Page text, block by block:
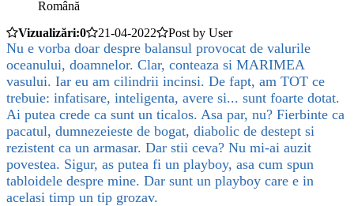
Română
Vizualizări:0
21-04-2022 Post by User
Nu e vorba doar despre balansul provocat de valurile
oceanului, doamnelor. Clar, conteaza si MARIMEA
vasului. Iar eu am cilindrii incinsi. De fapt, am TOT ce
trebuie: infatisare, inteligenta, avere si... sunt foarte dotat.
Ai putea crede ca sunt un ticalos. Asa par, nu? Fierbinte ca
pacatul, dumnezeieste de bogat, diabolic de destept si
rezistent ca un armasar. Dar stii ceva? Nu mi-ai auzit
povestea. Sigur, as putea fi un playboy, asa cum spun
tabloidele despre mine. Dar sunt un playboy care e in
acelasi timp un tip grozav.